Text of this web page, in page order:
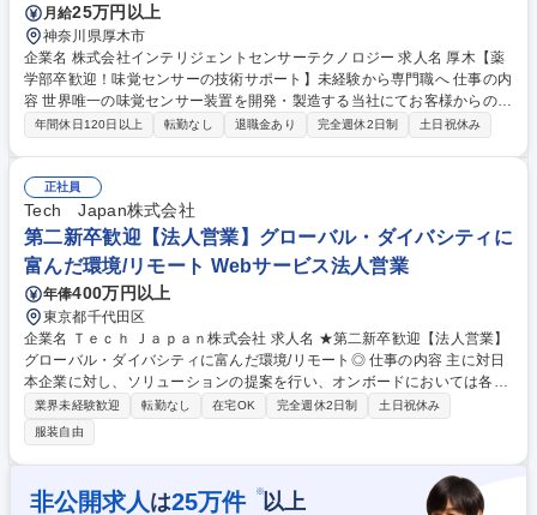
月給25万円以上
神奈川県厚木市
企業名 株式会社インテリジェントセンサーテクノロジー 求人名 厚木【薬
学部卒歓迎！味覚センサーの技術サポート】未経験から専門職へ 仕事の内
容 世界唯一の味覚センサー装置を開発・製造する当社にてお客様からの装
置に関する問い合わせ対応をお任せいたします。メイン担当顧客様は製薬
する技術的な問い合わせに対応します。測定結果のデータ取り扱いや活用
方法についてのサポートが中心となります。また、お客様からの依頼に応
じて、ラボ内で実際にサンプル測定を行い、データが適切に取れるかの確
認作業も行います。必要に応じて営業担当や代理店と同行し、お客様先で
の報告を行うこともあります。 募集職種 厚木【薬学部卒歓迎！味覚セン
サーの技術サポート】未経験から専門職へ
年間休日120日以上 転勤なし 退職金あり 完全週休2日制 土日祝休み
正社員
Tech Japan株式会社
第二新卒歓迎【法人営業】グローバル・ダイバシティに
富んだ環境/リモート Webサービス法人営業
年俸400万円以上
東京都千代田区
企業名 Ｔｅｃｈ Ｊａｐａｎ株式会社 求人名 ★第二新卒歓迎【法人営業】
グローバル・ダイバシティに富んだ環境/リモート◎ 仕事の内容 主に対日
本企業に対し、ソリューションの提案を行い、オンボードにおいては各プ
ロダクトの専任チーム（コンサルタントやパートナーサクセスチームな
ど)と連携しディレクション業務に従事いただきます。 日本をはじめ南ア
ジア（韓国・台湾）の各国法人に対し、高度エンジニアを軸としたエンジ
ニア組織構築の支援を実施。高度エンジニア採用を可能とする採用支援プ
ラットフォーム「Talendy Hub（新卒採用）」、当社独自のインドコミュ
ニティーから形成した人材DBにて経験者採用を支援する「Talendy JOB
業界未経験歓迎 転勤なし 在宅OK 完全週休2日制
土日祝休み
服装自由
非公開求人 は25万件 ※以上